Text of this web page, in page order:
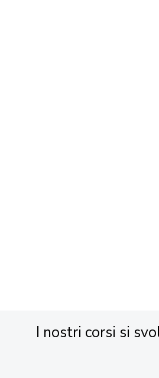
I nostri corsi si